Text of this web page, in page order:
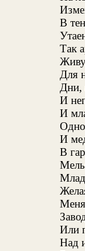
В
Так
Для
Дни,
И
И
И
В
Или
Над